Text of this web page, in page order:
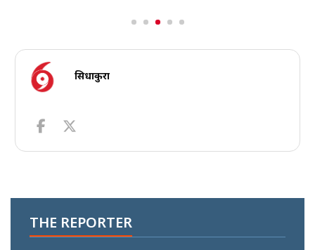
सिधाकुरा
THE REPORTER